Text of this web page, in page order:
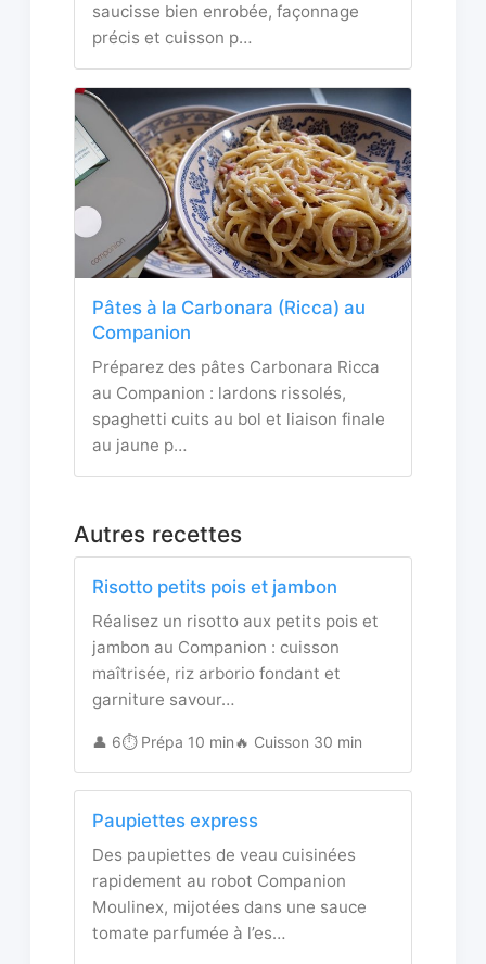
saucisse bien enrobée, façonnage
précis et cuisson p…
Pâtes à la Carbonara (Ricca) au
Companion
Préparez des pâtes Carbonara Ricca
au Companion : lardons rissolés,
spaghetti cuits au bol et liaison finale
au jaune p…
Autres recettes
Risotto petits pois et jambon
Réalisez un risotto aux petits pois et
jambon au Companion : cuisson
maîtrisée, riz arborio fondant et
garniture savour…
👤 6⏱️ Prépa 10 min🔥 Cuisson 30 min
Paupiettes express
Des paupiettes de veau cuisinées
rapidement au robot Companion
Moulinex, mijotées dans une sauce
tomate parfumée à l’es…